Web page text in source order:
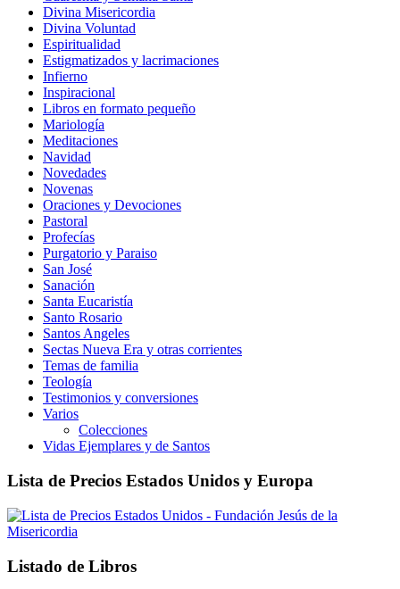
Divina Misericordia
Divina Voluntad
Espiritualidad
Estigmatizados y lacrimaciones
Infierno
Inspiracional
Libros en formato pequeño
Mariología
Meditaciones
Navidad
Novedades
Novenas
Oraciones y Devociones
Pastoral
Profecías
Purgatorio y Paraiso
San José
Sanación
Santa Eucaristía
Santo Rosario
Santos Angeles
Sectas Nueva Era y otras corrientes
Temas de familia
Teología
Testimonios y conversiones
Varios
Colecciones
Vidas Ejemplares y de Santos
Lista de Precios Estados Unidos y Europa
Listado de Libros